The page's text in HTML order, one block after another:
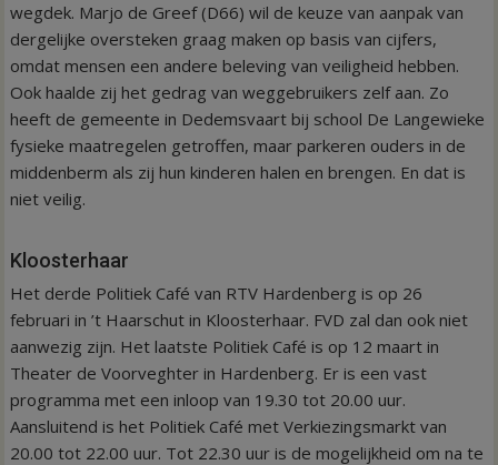
wegdek. Marjo de Greef (D66) wil de keuze van aanpak van
dergelijke oversteken graag maken op basis van cijfers,
omdat mensen een andere beleving van veiligheid hebben.
Ook haalde zij het gedrag van weggebruikers zelf aan. Zo
heeft de gemeente in Dedemsvaart bij school De Langewieke
fysieke maatregelen getroffen, maar parkeren ouders in de
middenberm als zij hun kinderen halen en brengen. En dat is
niet veilig.
Kloosterhaar
Het derde Politiek Café van RTV Hardenberg is op 26
februari in ’t Haarschut in Kloosterhaar. FVD zal dan ook niet
aanwezig zijn. Het laatste Politiek Café is op 12 maart in
Theater de Voorveghter in Hardenberg. Er is een vast
programma met een inloop van 19.30 tot 20.00 uur.
Aansluitend is het Politiek Café met Verkiezingsmarkt van
20.00 tot 22.00 uur. Tot 22.30 uur is de mogelijkheid om na te